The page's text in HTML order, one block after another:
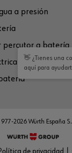
a presión
a batería
de privacidad
2026 Würth España
👋 ¿Tienes una
aquí para